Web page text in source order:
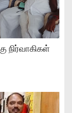
நிர்வாகிகள்